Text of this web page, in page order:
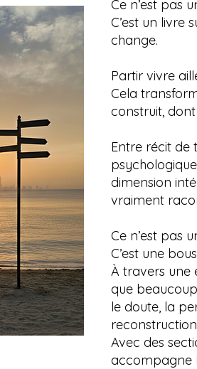
Ce n’est pas
C’est un livre
change.
Partir vivre
Cela
construit,
Entre récit
dimension
vraiment
Ce n’est pas
C’est une
À travers une
que
le doute, la
reconstruction
Avec des
accompagne